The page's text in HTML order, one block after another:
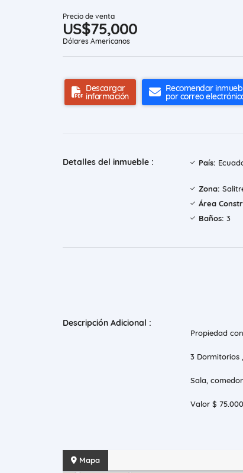
Precio de venta
US$75,000
Dólares Americanos
Descargar
información
Recomendar
por correo
Detalles del inmueble : País:
Zona:
Área
Baños: 3
Descripción Adicional :
Propiedad
3 Dormitorios
Sala,
Valor $ 75.000
Mapa